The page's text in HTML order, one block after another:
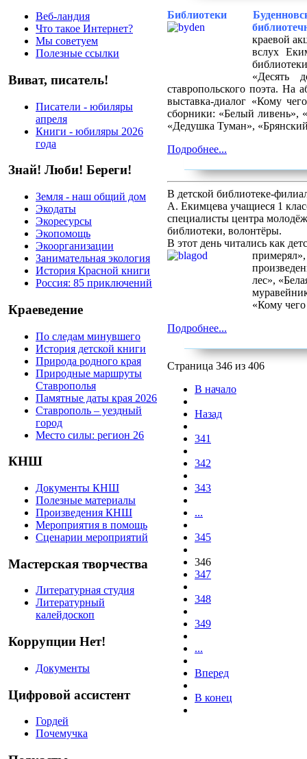
Веб-ландия
Что такое Интернет?
Мы советуем
Полезные ссылки
Виват, писатель!
Писатели - юбиляры
апреля
Книги - юбиляры 2026
года
Знай! Люби! Береги!
Земля - наш общий дом
Экодаты
Экоресурсы
Экопомощь
Экоорганизации
Занимательная экология
История Красной книги
Россия: 85 приключений
Краеведение
По следам минувшего
История детской книги
Природа родного края
Природные маршруты
Ставрополья
Памятные даты края 2026
Ставрополь – уездный
город
Место силы: регион 26
КНШ
Документы КНШ
Полезные материалы
Произведения КНШ
Мероприятия в помощь
Сценарии мероприятий
Мастерская творчества
Литературная студия
Литературный
калейдоскоп
Коррупции Нет!
Документы
Цифровой ассистент
Гордей
Почемучка
Библиотеки
краевой
вслух
«Десять
ставропольского поэта. На
выставка-диалог «Кому
сборники: «Белый ливень»,
«Дедушка Туман»,
Подробнее...
В детской библиотеке-
А. Екимцева учащиеся 1
специалисты центра
библиотеки, волонтёры.
В этот день читались как
лес»,
«Кому
Подробнее...
Страница 346 из 406
В начало
Назад
341
342
343
...
345
346
347
348
349
...
Вперед
В конец